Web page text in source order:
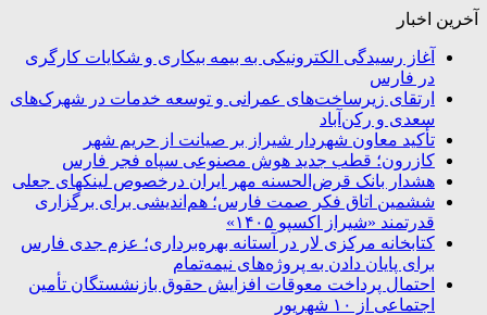
آخرین اخبار
آغاز رسیدگی الکترونیکی به بیمه بیکاری و شکایات کارگری
در فارس
ارتقای زیرساخت‌های عمرانی و توسعه خدمات در شهرک‌های
سعدی و رکن‌آباد
تأکید معاون شهردار شیراز بر صیانت از حریم شهر
کازرون؛ قطب جدید هوش مصنوعی سپاه فجر فارس
هشدار بانک قرض‌الحسنه مهر ایران درخصوص لینکهای جعلی
ششمین اتاق فکر صمت فارس؛ هم‌اندیشی برای برگزاری
قدرتمند «شیراز اکسپو ۱۴۰۵»
کتابخانه مرکزی لار در آستانه بهره‌برداری؛ عزم جدی فارس
برای پایان دادن به پروژه‌های نیمه‌تمام
احتمال پرداخت معوقات افزایش حقوق بازنشستگان تأمین
اجتماعی از ۱۰ شهریور